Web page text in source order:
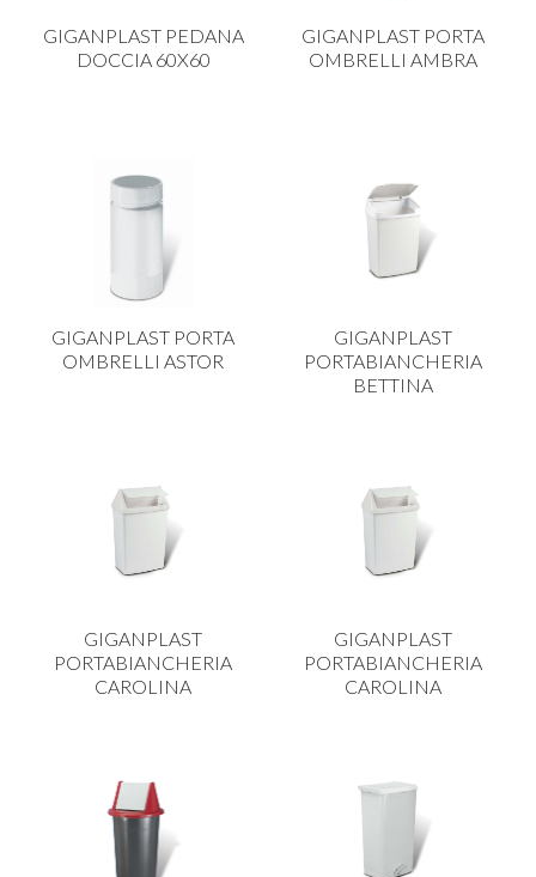
GIGANPLAST PEDANA
DOCCIA 60X60
GIGANPLAST PORTA
OMBRELLI AMBRA
GIGANPLAST PORTA
OMBRELLI ASTOR
GIGANPLAST
PORTABIANCHERIA
BETTINA
GIGANPLAST
PORTABIANCHERIA
CAROLINA
GIGANPLAST
PORTABIANCHERIA
CAROLINA